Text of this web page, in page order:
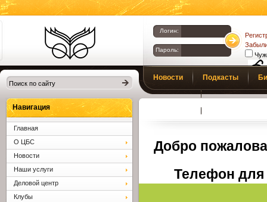
Библиотеки
Клина. Клинская
ЦБС.
Логин:
Пароль:
Новости Подкасты
Добро
Телефон для
Навигация
Главная
О ЦБС
Новости
Наши услуги
Деловой центр
Клубы